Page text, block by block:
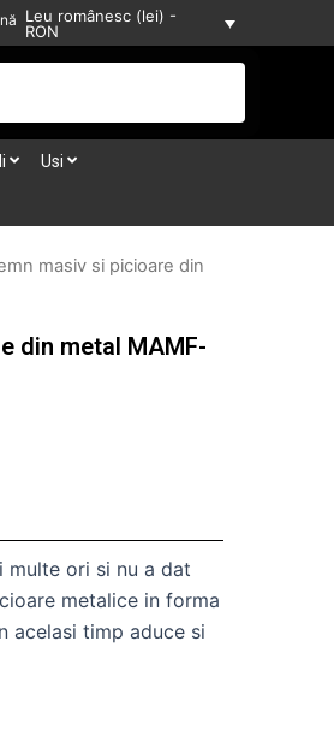
Leu românesc (lei) -
RON
Usi
masiv si picioare din
din metal MAMF-
multe ori si nu a dat
metalice in forma
acelasi timp aduce si